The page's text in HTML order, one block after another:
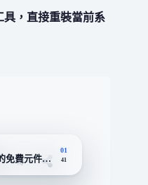
具，直接重裝當前系
免費元件庫，幫設計師跳過從零刻
01
41